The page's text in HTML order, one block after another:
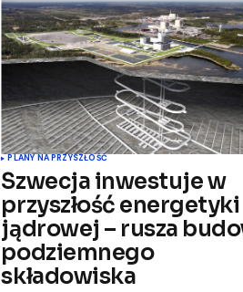
PLANY NA PRZYSZŁOŚĆ
Szwecja inwestuje w
przyszłość energetyki
jądrowej – rusza
podziemnego
składowiska